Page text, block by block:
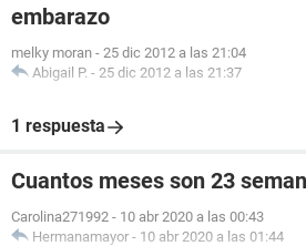
embarazo
melky moran - 25 dic 2012 a las 21:04
Abigail P. - 25 dic 2012 a las 21:37
1 respuesta
Cuantos meses son 23
Carolina271992 - 10 abr 2020 a las 00:43
Hermanamayor - 10 abr 2020 a las 01:44